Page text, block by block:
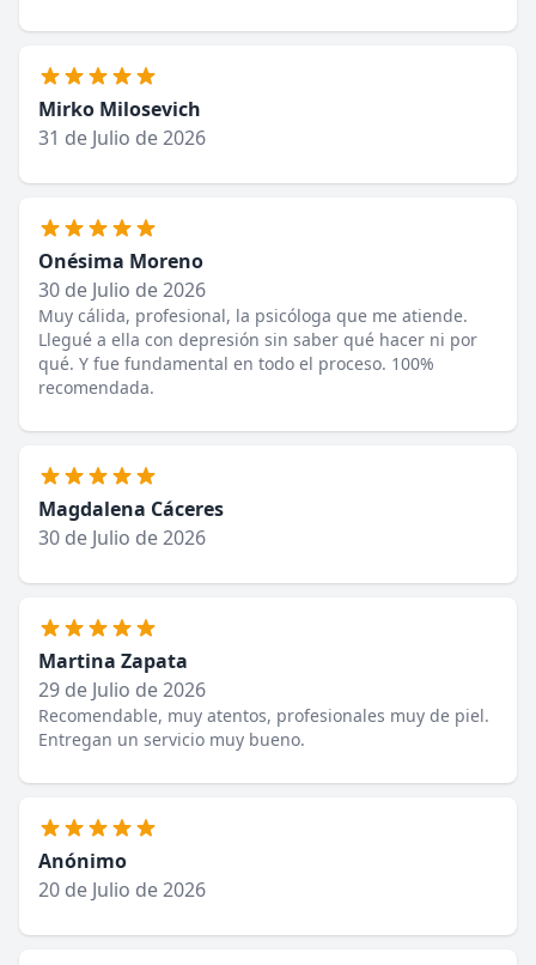
Mirko Milosevich
31 de Julio de 2026
Onésima Moreno
30 de Julio de 2026
Muy cálida, profesional, la psicóloga que me atiende.
Llegué a ella con depresión sin saber qué hacer ni por
qué. Y fue fundamental en todo el proceso. 100%
recomendada.
Magdalena Cáceres
30 de Julio de 2026
Martina Zapata
29 de Julio de 2026
Recomendable, muy atentos, profesionales muy de piel.
Entregan un servicio muy bueno.
Anónimo
20 de Julio de 2026